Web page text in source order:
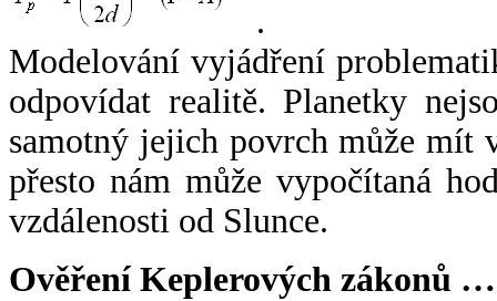
.
Modelování vyjádření
odpovídat realitě. Planetky
samotný jejich povrch může mít
přesto nám může vypočítaná
vzdálenosti od Slunce.
Ověření Keplerových zákonů …